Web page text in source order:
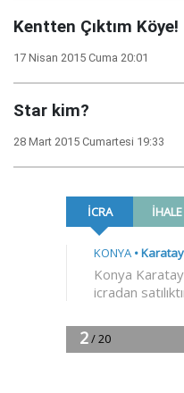
Kentten Çıktım Köye!
17 Nisan 2015 Cuma 20:01
Star kim?
28 Mart 2015 Cumartesi 19:33